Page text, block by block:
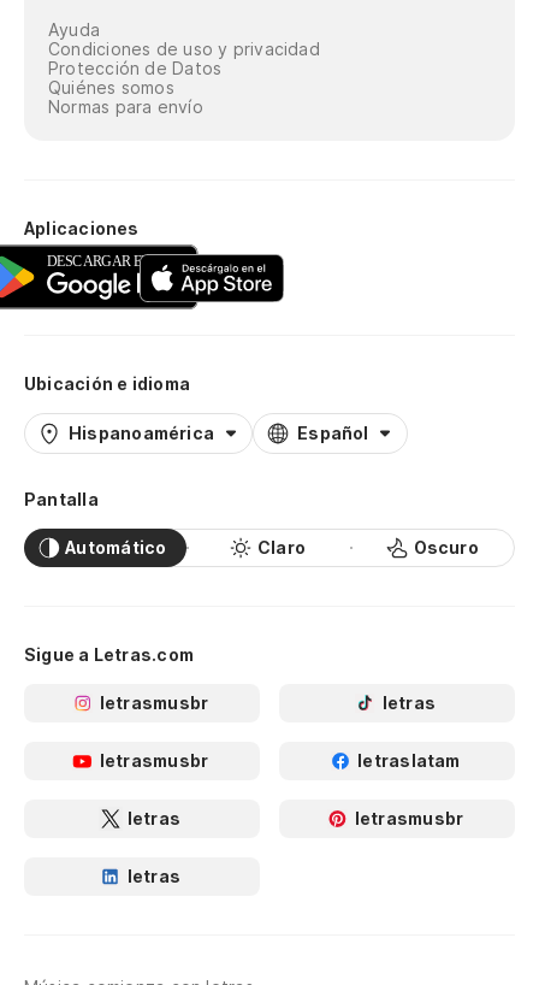
Ayuda
Condiciones de uso y privacidad
Protección de Datos
Quiénes somos
Normas para envío
Aplicaciones
Ubicación e idioma
Hispanoamérica Español
Pantalla
Automático Claro Oscuro
Sigue a Letras.com
letrasmusbr letras
letrasmusbr letraslatam
letras letrasmusbr
letras